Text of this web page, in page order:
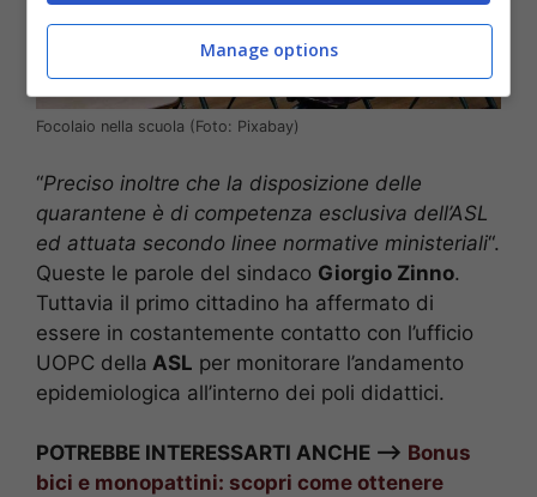
Focolaio nella scuola (Foto: Pixabay)
“Preciso inoltre che la disposizione delle
quarantene è di competenza esclusiva dell’ASL
ed attuata secondo linee normative ministeriali“.
Queste le parole del sindaco Giorgio Zinno.
Tuttavia il primo cittadino ha affermato di
essere in costantemente contatto con l’ufficio
UOPC della ASL per monitorare l’andamento
epidemiologica all’interno dei poli didattici.
POTREBBE INTERESSARTI ANCHE —> Bonus
bici e monopattini: scopri come ottenere
Manage options